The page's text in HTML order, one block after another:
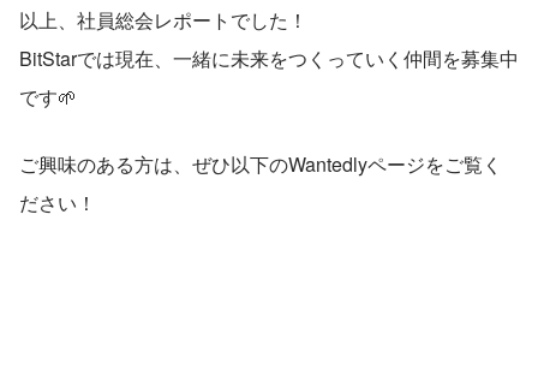
以上、社員総会レポートでした！
BitStarでは現在、一緒に未来をつくっていく仲間を募集中
です🌱
ご興味のある方は、ぜひ以下のWantedlyページをご覧く
ださい！